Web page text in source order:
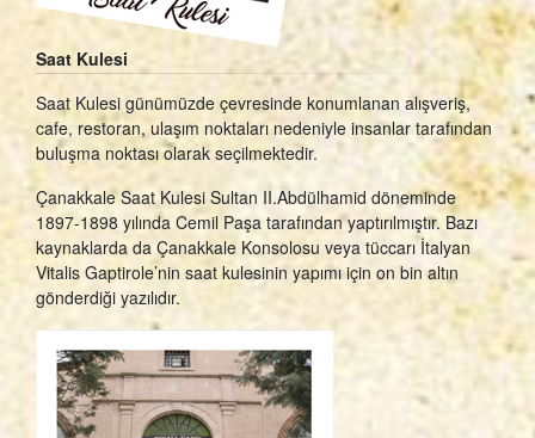
Saat Kulesi
Saat Kulesi günümüzde çevresinde konumlanan alışveriş,
cafe, restoran, ulaşım noktaları nedeniyle insanlar tarafından
buluşma noktası olarak seçilmektedir.
Çanakkale Saat Kulesi Sultan II.Abdülhamid döneminde
1897-1898 yılında Cemil Paşa tarafından yaptırılmıştır. Bazı
kaynaklarda da Çanakkale Konsolosu veya tüccarı İtalyan
Vitalis Gaptirole’nin saat kulesinin yapımı için on bin altın
gönderdiği yazılıdır.